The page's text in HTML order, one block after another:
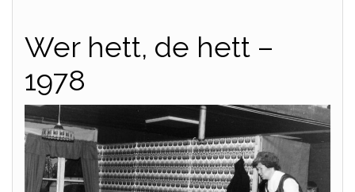
Wer hett, de hett –
1978